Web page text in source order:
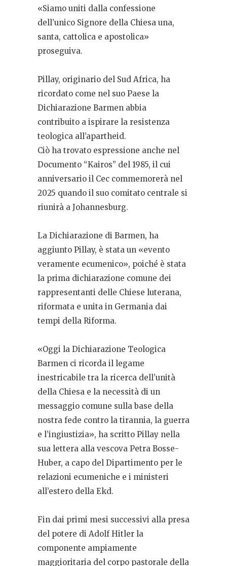
«Siamo uniti dalla confessione
dell’unico Signore della Chiesa una,
santa, cattolica e apostolica»
proseguiva.
Pillay, originario del Sud Africa, ha
ricordato come nel suo Paese la
Dichiarazione Barmen abbia
contribuito a ispirare la resistenza
teologica all’apartheid.
Ciò ha trovato espressione anche nel
Documento “Kairos” del 1985, il cui
anniversario il Cec commemorerà nel
2025 quando il suo comitato centrale si
riunirà a Johannesburg.
La Dichiarazione di Barmen, ha
aggiunto Pillay, è stata un «evento
veramente ecumenico», poiché è stata
la prima dichiarazione comune dei
rappresentanti delle Chiese luterana,
riformata e unita in Germania dai
tempi della Riforma.
«Oggi la Dichiarazione Teologica
Barmen ci ricorda il legame
inestricabile tra la ricerca dell’unità
della Chiesa e la necessità di un
messaggio comune sulla base della
nostra fede contro la tirannia, la guerra
e l’ingiustizia», ha scritto Pillay nella
sua lettera alla vescova Petra Bosse-
Huber, a capo del Dipartimento per le
relazioni ecumeniche e i ministeri
all’estero della Ekd.
Fin dai primi mesi successivi alla presa
del potere di Adolf Hitler la
componente ampiamente
maggioritaria del corpo pastorale della